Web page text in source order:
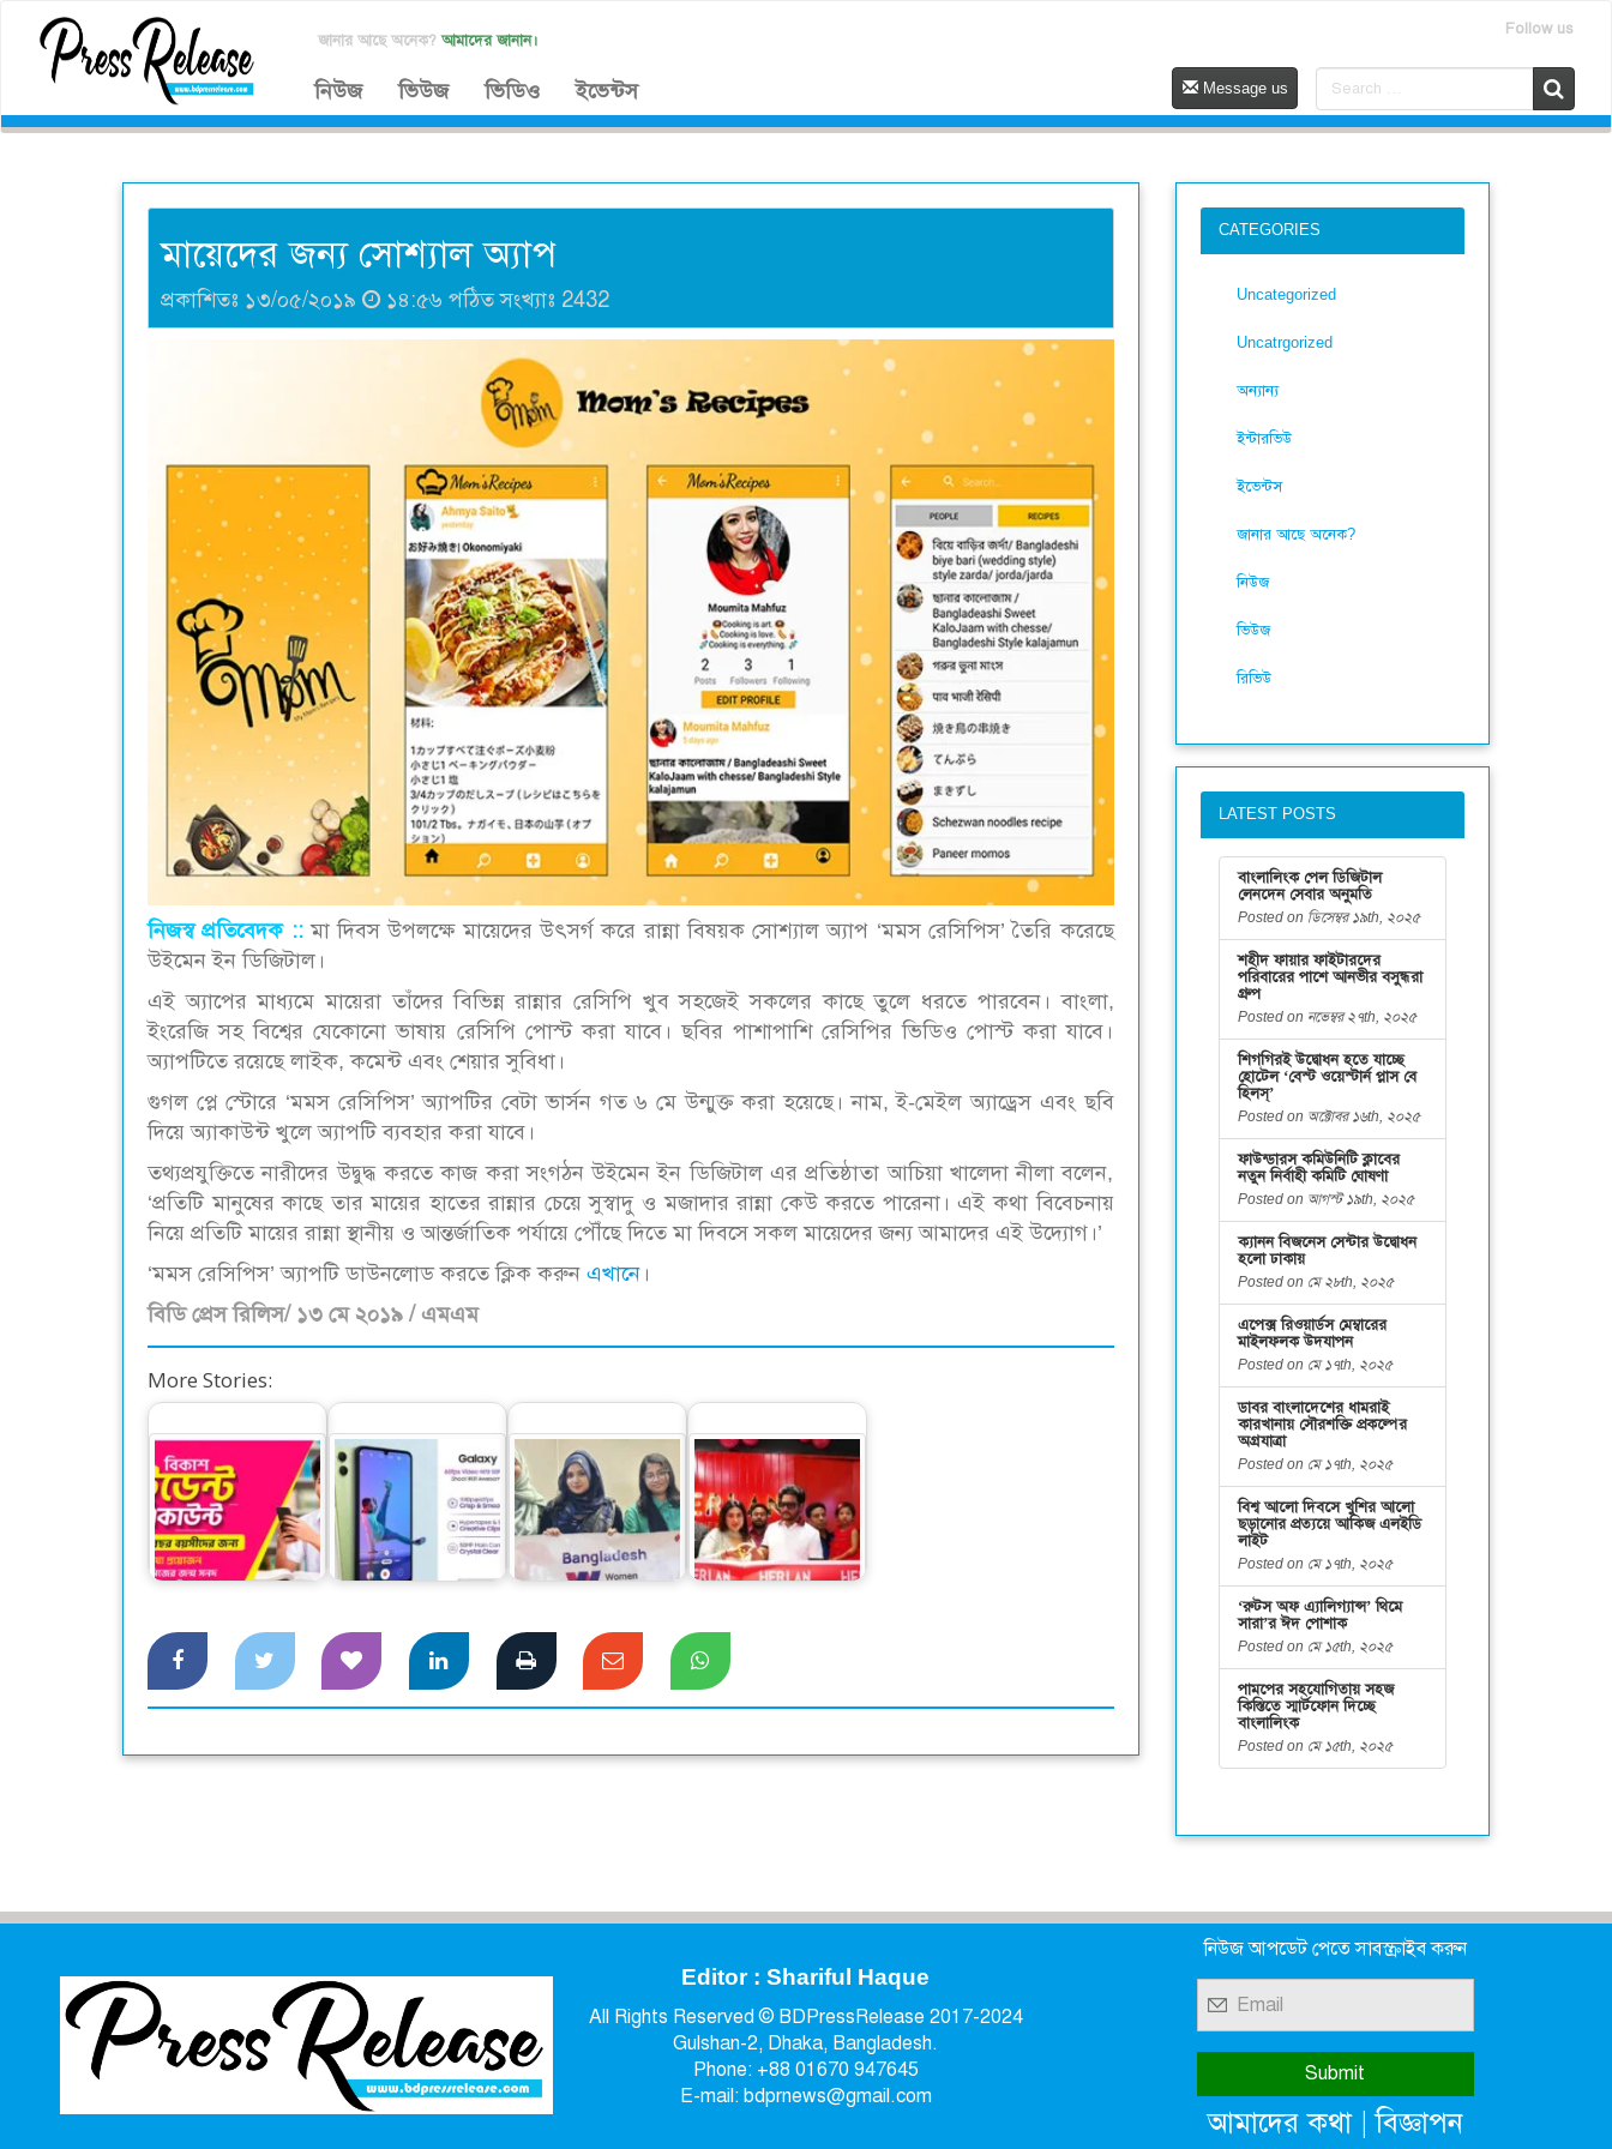
জানার আছে অনেক? আমাদের জানান।
Follow us
নিউজ ভিউজ ভিডিও ইভেন্টস Message us
মায়েদের জন্য সোশ্যাল অ্যাপ
প্রকাশিতঃ ১৩/০৫/২০১৯ ১৪:৫৬ পঠিত সংখ্যাঃ 2432
নিজস্ব প্রতিবেদক :: মা দিবস উপলক্ষে মায়েদের উৎসর্গ করে রান্না বিষয়ক সোশ্যাল অ্যাপ ‘মমস রেসিপিস’ তৈরি করেছে
উইমেন ইন ডিজিটাল।
এই অ্যাপের মাধ্যমে মায়েরা তাঁদের বিভিন্ন রান্নার রেসিপি খুব সহজেই সকলের কাছে তুলে ধরতে পারবেন। বাংলা,
ইংরেজি সহ বিশ্বের যেকোনো ভাষায় রেসিপি পোস্ট করা যাবে। ছবির পাশাপাশি রেসিপির ভিডিও পোস্ট করা যাবে।
অ্যাপটিতে রয়েছে লাইক, কমেন্ট এবং শেয়ার সুবিধা।
গুগল প্লে স্টোরে ‘মমস রেসিপিস’ অ্যাপটির বেটা ভার্সন গত ৬ মে উন্মুক্ত করা হয়েছে। নাম, ই-মেইল অ্যাড্রেস এবং ছবি
দিয়ে অ্যাকাউন্ট খুলে অ্যাপটি ব্যবহার করা যাবে।
তথ্যপ্রযুক্তিতে নারীদের উদ্বুদ্ধ করতে কাজ করা সংগঠন উইমেন ইন ডিজিটাল এর প্রতিষ্ঠাতা আচিয়া খালেদা নীলা বলেন,
‘প্রতিটি মানুষের কাছে তার মায়ের হাতের রান্নার চেয়ে সুস্বাদু ও মজাদার রান্না কেউ করতে পারেনা। এই কথা বিবেচনায়
নিয়ে প্রতিটি মায়ের রান্না স্থানীয় ও আন্তর্জাতিক পর্যায়ে পৌঁছে দিতে মা দিবসে সকল মায়েদের জন্য আমাদের এই উদ্যোগ।’
‘মমস রেসিপিস’ অ্যাপটি ডাউনলোড করতে ক্লিক করুন এখানে ।
বিডি প্রেস রিলিস/ ১৩ মে ২০১৯ / এমএম
More Stories:
বিকাশের স্টুডেন্ট
অ্যাকাউন্ট ক্যাশলেস
লেনদেনে…
‘অসাম’ সিরিজের নতুন
স্মার্টফোন নিয়ে এলো
স্যামসাং
চীন সফরে উইমেন ইন
টেকের ৩ বিজয়ী
নওগাঁয় দুটি হারল্যান
স্টোর উদ্বোধন করলেন
অপু-ইমন
CATEGORIES
Uncategorized
Uncatrgorized
অন্যান্য
ইন্টারভিউ
ইভেন্টস
জানার আছে অনেক?
নিউজ
ভিউজ
রিভিউ
LATEST POSTS
বাংলালিংক পেল ডিজিটাল
লেনদেন সেবার অনুমতি
Posted on ডিসেম্বর ১৯th, ২০২৫
শহীদ ফায়ার ফাইটারদের
পরিবারের পাশে আনভীর বসুন্ধরা
গ্রুপ
Posted on নভেম্বর ২৭th, ২০২৫
শিগগিরই উদ্বোধন হতে যাচ্ছে
হোটেল ‘বেস্ট ওয়েস্টার্ন প্লাস বে
হিলস্’
Posted on অক্টোবর ১৬th, ২০২৫
ফাউন্ডারস কমিউনিটি ক্লাবের
নতুন নির্বাহী কমিটি ঘোষণা
Posted on আগস্ট ১৯th, ২০২৫
ক্যানন বিজনেস সেন্টার উদ্বোধন
হলো ঢাকায়
Posted on মে ২৮th, ২০২৫
এপেক্স রিওয়ার্ডস মেম্বারের
মাইলফলক উদযাপন
Posted on মে ১৭th, ২০২৫
ডাবর বাংলাদেশের ধামরাই
কারখানায় সৌরশক্তি প্রকল্পের
অগ্রযাত্রা
Posted on মে ১৭th, ২০২৫
বিশ্ব আলো দিবসে খুশির আলো
ছড়ানোর প্রত্যয়ে আকিজ এলইডি
লাইট
Posted on মে ১৭th, ২০২৫
‘রুটস অফ এ্যালিগ্যান্স’ থিমে
সারা’র ঈদ পোশাক
Posted on মে ১৫th, ২০২৫
পামপের সহযোগিতায় সহজ
কিস্তিতে স্মার্টফোন দিচ্ছে
বাংলালিংক
Posted on মে ১৫th, ২০২৫
Editor : Shariful Haque
All Rights Reserved © BDPressRelease 2017-2024
Gulshan-2, Dhaka, Bangladesh.
Phone: +88 01670 947645
E-mail: bdprnews@gmail.com
নিউজ আপডেট পেতে সাবস্ক্রাইব করুন
আমাদের কথা|বিজ্ঞাপন